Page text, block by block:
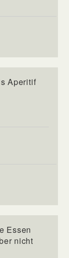
Aperitif
Essen
nicht